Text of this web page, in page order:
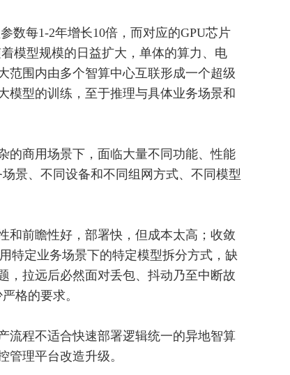
数每1-2年增长10倍，而对应的GPU芯片
模型规模的日益扩大，单体的算力、电
范围内由多个智算中心互联形成一个超级
模型的训练，至于推理与具体业务场景和
的商用场景下，面临大量不同功能、性能
景、不同设备和不同组网方式、不同模型
和前瞻性好，部署快，但成本太高；收敛
特定业务场景下的特定模型拆分方式，缺
，拉远后必然面对丢包、抖动乃至中断故
格的要求。
流程不适合快速部署逻辑统一的异地智算
管理平台改造升级。